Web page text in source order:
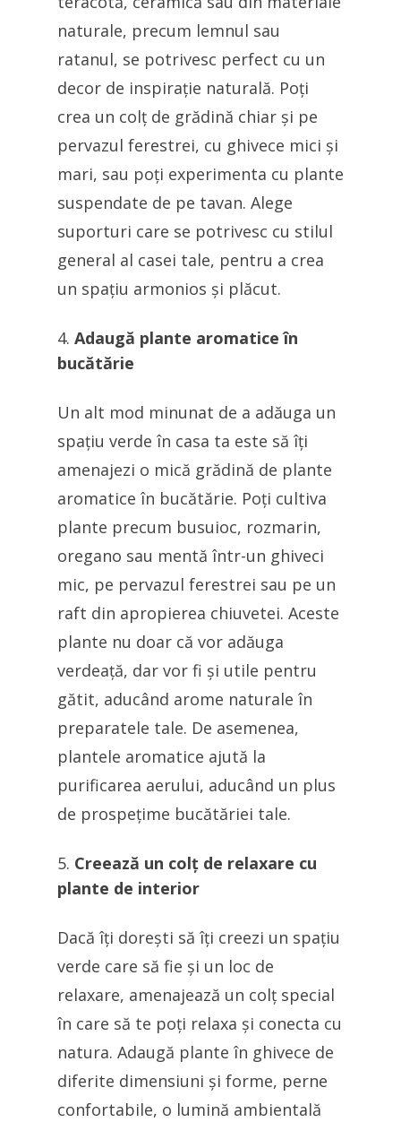
naturale, precum lemnul sau
ratanul, se potrivesc perfect cu un
decor de inspirație naturală. Poți
crea un colț de grădină chiar și pe
pervazul ferestrei, cu ghivece mici și
mari, sau poți experimenta cu plante
suspendate de pe tavan. Alege
suporturi care se potrivesc cu stilul
general al casei tale, pentru a crea
un spațiu armonios și plăcut.
Adaugă plante aromatice în
bucătărie
Un alt mod minunat de a adăuga un
spațiu verde în casa ta este să îți
amenajezi o mică grădină de plante
aromatice în bucătărie. Poți cultiva
plante precum busuioc, rozmarin,
oregano sau mentă într-un ghiveci
mic, pe pervazul ferestrei sau pe un
raft din apropierea chiuvetei. Aceste
plante nu doar că vor adăuga
verdeață, dar vor fi și utile pentru
gătit, aducând arome naturale în
preparatele tale. De asemenea,
plantele aromatice ajută la
purificarea aerului, aducând un plus
de prospețime bucătăriei tale.
Creează un colț de relaxare cu
plante de interior
Dacă îți dorești să îți creezi un spațiu
verde care să fie și un loc de
relaxare, amenajează un colț special
în care să te poți relaxa și conecta cu
natura. Adaugă plante în ghivece de
diferite dimensiuni și forme, perne
confortabile, o lumină ambientală